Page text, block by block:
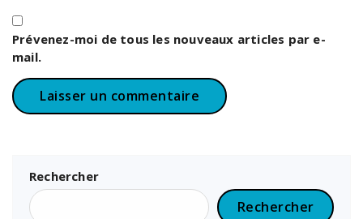
Prévenez-moi de tous les nouveaux articles par e-
mail.
Rechercher
Rechercher